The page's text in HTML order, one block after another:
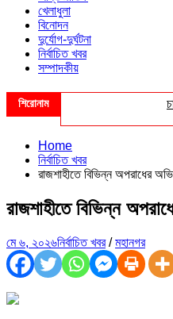
খেলাধুলা
বিনোদন
দুর্যোগ-দুর্ঘটনা
নির্বাচিত খবর
সম্পাদকীয়
শিরোনাম
Home
নির্বাচিত খবর
রাজশাহীতে বিভিন্ন অপরাধের
রাজশাহীতে বিভিন্ন
মে ৬, ২০২৬নির্বাচিত খবর/মহানগর